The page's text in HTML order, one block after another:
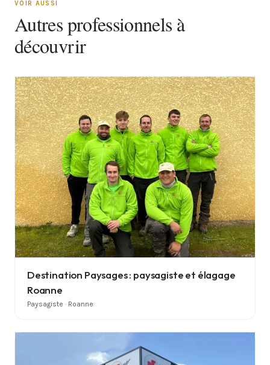
VOIR AUSSI
Autres professionnels à
découvrir
Destination Paysages : paysagiste et élagage
Roanne
Paysagiste · Roanne